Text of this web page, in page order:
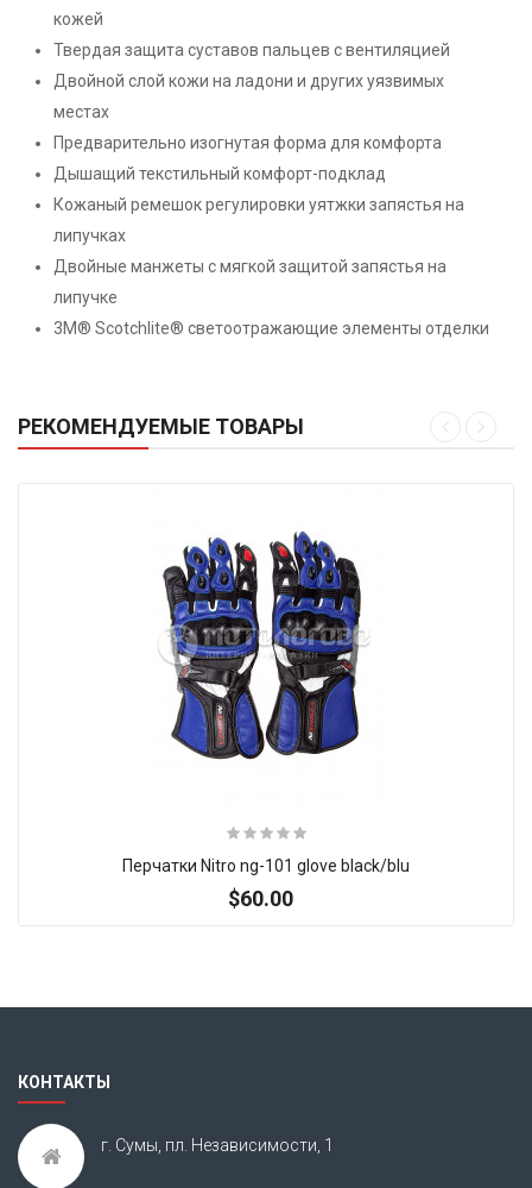
кожей
Твердая защита суставов пальцев с вентиляцией
Двойной слой кожи на ладони и других уязвимых
местах
Предварительно изогнутая форма для комфорта
Дышащий текстильный комфорт-подклад
Кожаный ремешок регулировки уятжки запястья на
липучках
Двойные манжеты с мягкой защитой запястья на
липучке
3M® Scotchlite® светоотражающие элементы отделки
РЕКОМЕНДУЕМЫЕ ТОВАРЫ
Перчатки Nitro ng-101 glove black/blu
$60.00
КОНТАКТЫ
г. Сумы, пл. Независимости, 1